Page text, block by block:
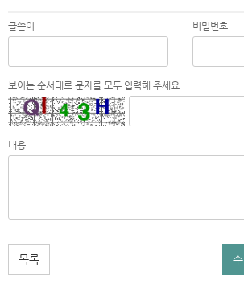
글쓴이 비밀번호
보이는 순서대로 문자를 모두 입력해 주세요
내용
목록